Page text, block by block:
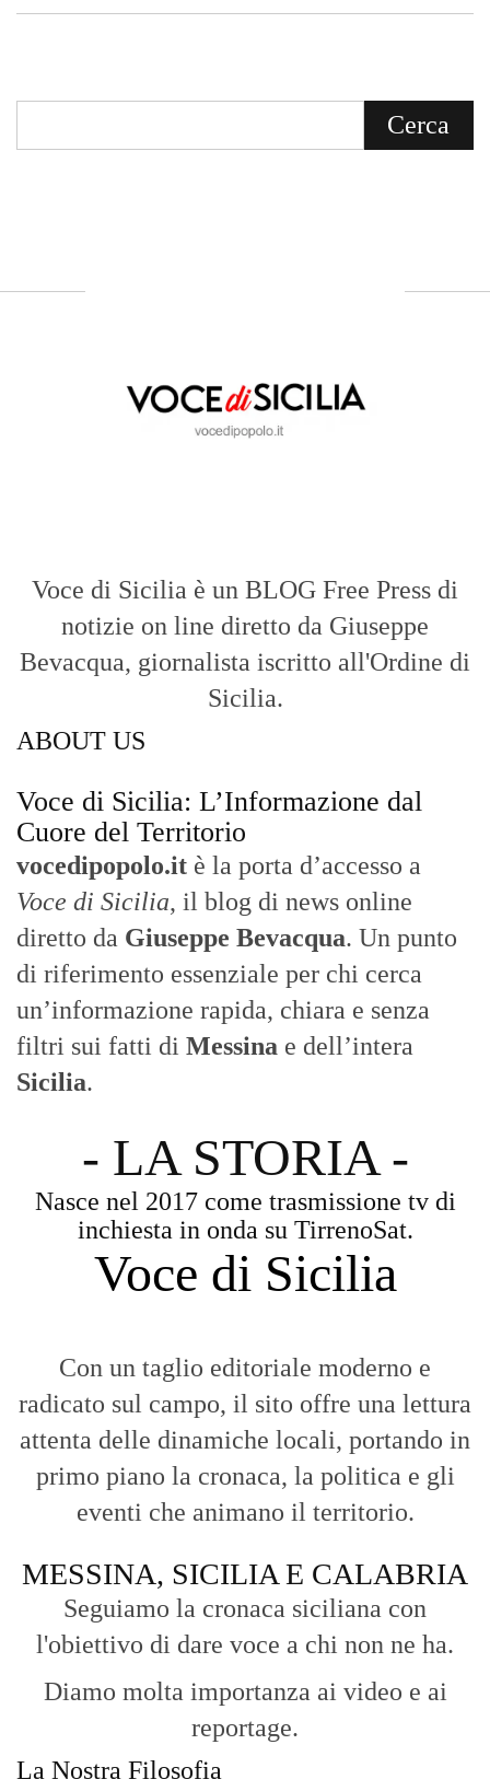
Voce di Sicilia è un BLOG Free Press di
notizie on line diretto da Giuseppe
Bevacqua, giornalista iscritto all'Ordine di
Sicilia.
ABOUT US
Voce di Sicilia: L’Informazione dal
Cuore del Territorio
vocedipopolo.it è la porta d’accesso a
Voce di Sicilia, il blog di news online
diretto da Giuseppe Bevacqua. Un punto
di riferimento essenziale per chi cerca
un’informazione rapida, chiara e senza
filtri sui fatti di Messina e dell’intera
Sicilia.
- LA STORIA -
Nasce nel 2017 come trasmissione tv di
inchiesta in onda su TirrenoSat.
Voce di Sicilia
Con un taglio editoriale moderno e
radicato sul campo, il sito offre una lettura
attenta delle dinamiche locali, portando in
primo piano la cronaca, la politica e gli
eventi che animano il territorio.
MESSINA, SICILIA E CALABRIA
Seguiamo la cronaca siciliana con
l'obiettivo di dare voce a chi non ne ha.
Diamo molta importanza ai video e ai
reportage.
La Nostra Filosofia